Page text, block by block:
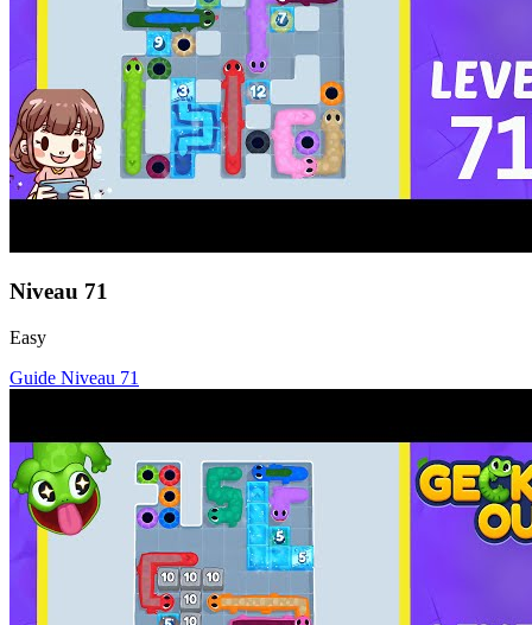
Niveau 71
Easy
Guide Niveau 71